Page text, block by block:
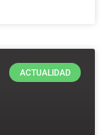
ACTUALIDAD